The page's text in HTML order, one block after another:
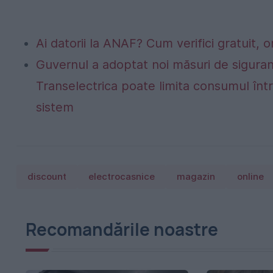
Ai datorii la ANAF? Cum verifici gratuit,
Guvernul a adoptat noi măsuri de
Transelectrica poate limita consumul
sistem
discount electrocasnice magazin online
Recomandările noastre